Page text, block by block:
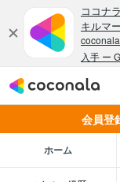
会員登
ホーム